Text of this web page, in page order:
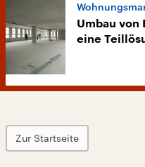
Umbau von
eine
Zur Startseite